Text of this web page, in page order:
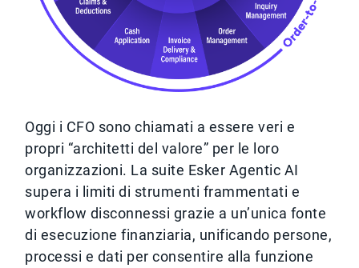
Oggi i CFO sono chiamati a essere veri e
propri “architetti del valore” per le loro
organizzazioni. La suite Esker Agentic AI
supera i limiti di strumenti frammentati e
workflow disconnessi grazie a un’unica fonte
di esecuzione finanziaria, unificando persone,
processi e dati per consentire alla funzione